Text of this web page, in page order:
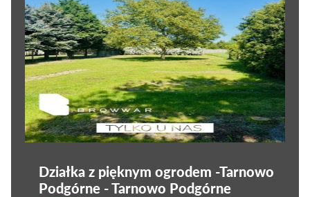
Działka z pięknym ogrodem -Tarnowo
Podgórne - Tarnowo Podgórne